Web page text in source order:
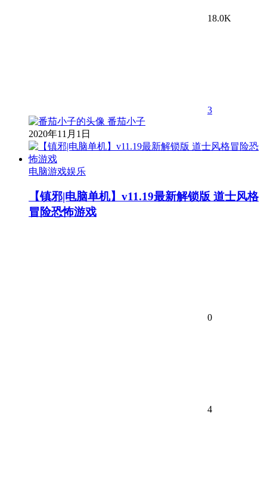
18.0K
3
番茄小子
2020年11月1日
电脑游戏娱乐
【镇邪|电脑单机】v11.19最新解锁版 道士风格
冒险恐怖游戏
0
4